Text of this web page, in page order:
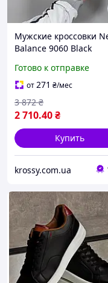
Мужские кроссовки
Balance 9060 Black
демисезонные
для повседневной
Cod:3700
Готово к отправке
от271 ₴/мес
2 710.40₴
3 872 ₴
Купить
krossy.com.ua